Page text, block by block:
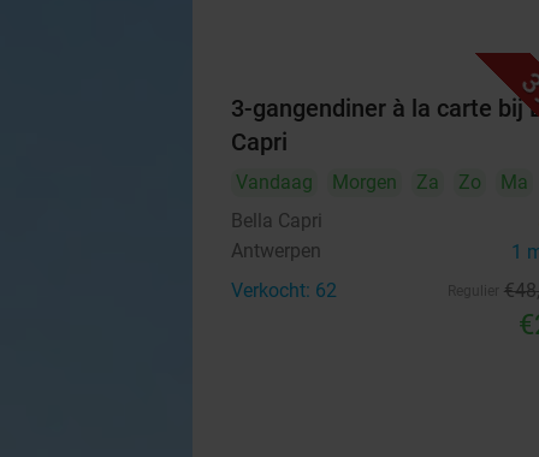
3-gangendiner à la carte bij
Capri
Vandaag Morgen Za Zo Ma
Bella Capri
Antwerpen 1
Verkocht: 62 €48